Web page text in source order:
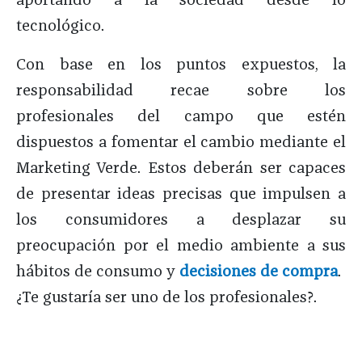
tecnológico.
Con base en los puntos expuestos, la
responsabilidad recae sobre los
profesionales del campo que estén
dispuestos a fomentar el cambio mediante el
Marketing Verde. Estos deberán ser capaces
de presentar ideas precisas que impulsen a
los consumidores a desplazar su
preocupación por el medio ambiente a sus
hábitos de consumo y decisiones de compra.
¿Te gustaría ser uno de los profesionales?.